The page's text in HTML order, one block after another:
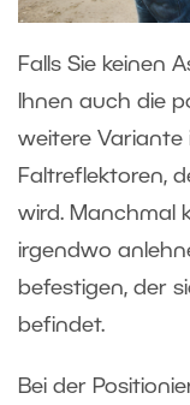
Falls Sie keinen
Ihnen auch die
weitere Variante
Faltreflektoren,
wird. Manchmal
irgendwo
befestigen, der
befindet.
Bei der